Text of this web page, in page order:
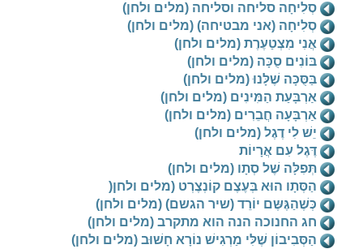
סְלִיחָה סליחה וסליחה (מלים ולחן)
סְלִיחָה (אני מבטיחה) (מלים ולחן)
אֲנִי מִצְטַעֶרֶת (מלים ולחן)
בּוֹנִים סֻכָּה (מלים ולחן)
בַּסֻּכָּה שֶׁלָּנוּ (מלים ולחן)
אַרְבָּעַת הַמִּינִים (מלים ולחן)
אַרְבָּעָה חֲבֵרִים (מלים ולחן)
יֵשׁ לִי דֶגֶל (מלים ולחן)
דֶּגֶל עִם אֲרָיוֹת
תְּפִלָּה שֶׁל סְתָו (מלים ולחן)
הַסְּתָו הוּא בְּעֶצֶם קוֹנְצֶרְט (מלים ולחן(
כְּשֶׁהַגֶּשֶּם יוֹרֵד (שיר הגשם) (מלים ולחן)
חג החנוכה הנה הוא מתקרב (מלים ולחן)
הַסְּבִיבוֹן שֶׁלִּי מַרְגִישׁ נוֹרָא חָשׁוּב (מלים ולחן)